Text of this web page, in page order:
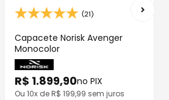
(21)
Capacete Norisk Avenger
Monocolor
R$ 1.899,90no PIX
Ou 10x de R$ 199,99 sem juros